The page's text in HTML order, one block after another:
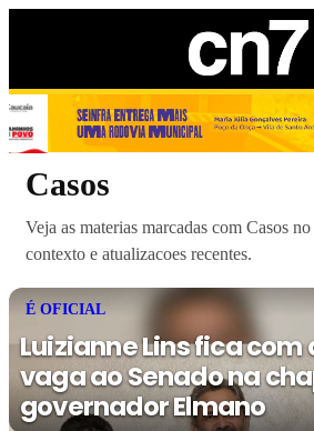
Casos
Veja as materias marcadas com Casos
contexto e atualizacoes recentes.
É OFICIAL
Luizianne Lins fica com
vaga ao Senado na
governador Elmano